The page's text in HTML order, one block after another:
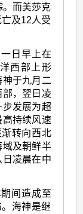
。而美莎克
及12人受
日早上在
西部上形
于九月二
部，翌日凌
发展为超
高持续风速
转向西北
域及朝鲜半
凌晨在中
间造成至
海神是继